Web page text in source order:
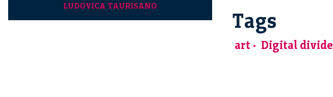
LUDOVICA TAURISANO
Tags
art Digital divide